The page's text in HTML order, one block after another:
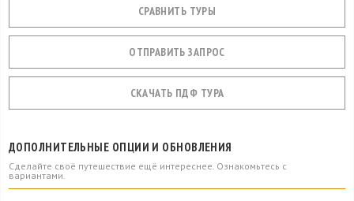
СРАВНИТЬ ТУРЫ
ОТПРАВИТЬ ЗАПРОС
СКАЧАТЬ ПДФ ТУРА
ДОПОЛНИТЕЛЬНЫЕ ОПЦИИ И ОБНОВЛЕНИЯ
Сделайте своё путешествие ещё интереснее. Ознакомьтесь с
вариантами.